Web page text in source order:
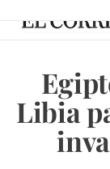
Libia